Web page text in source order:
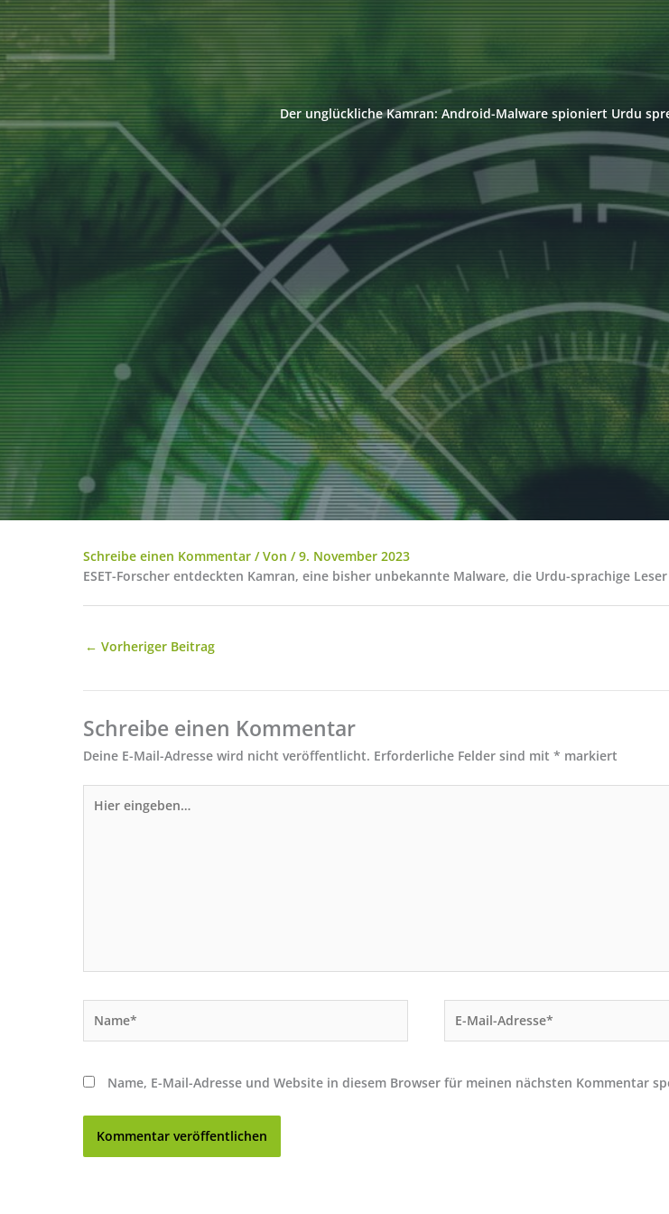
Der unglückliche Kamran: Android-Malware spioniert Urdu
Schreibe einen Kommentar / Von /9. November 2023
ESET-Forscher entdeckten Kamran, eine bisher unbekannte Malware, die Urdu-sprachige
← Vorheriger Beitrag
Schreibe einen Kommentar
Deine E-Mail-Adresse wird nicht veröffentlicht. Erforderliche Felder sind mit * markiert
eingeben…
Mail-
Name, E-Mail-Adresse und Website in diesem Browser für meinen nächsten Kommentar